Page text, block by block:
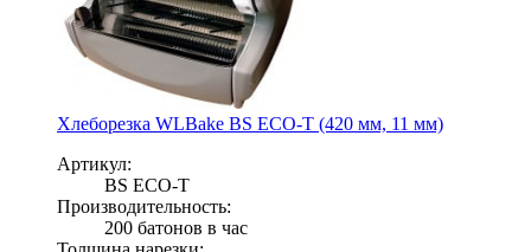
Хлеборезка WLBake BS ECO-T (420 мм, 11 мм)
Артикул:
BS ECO-T
Производительность:
200 батонов в час